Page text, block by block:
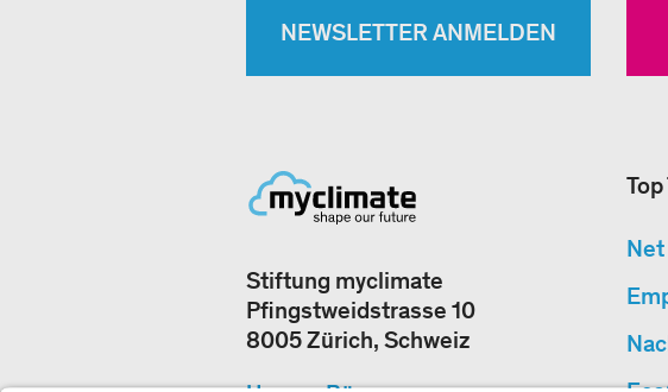
NEWSLETTER ANMELDEN
Stiftung myclimate
Pfingstweidstrasse 10
8005 Zürich, Schweiz